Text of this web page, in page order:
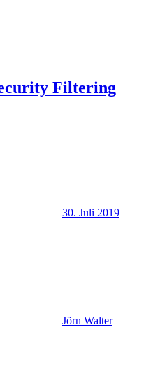
Filtering
30. Juli 2019
Jörn Walter